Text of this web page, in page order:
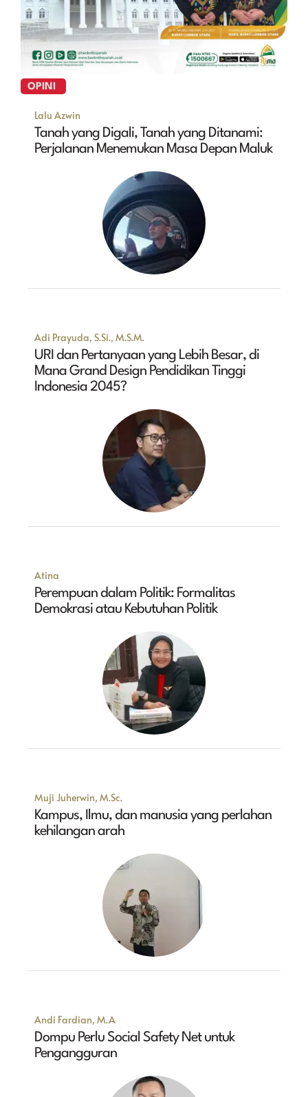
OPINI
Lalu Azwin
Tanah yang Digali, Tanah yang Ditanami:
Perjalanan Menemukan Masa Depan Maluk
Adi Prayuda, S.Si., M.S.M.
URI dan Pertanyaan yang Lebih Besar, di
Mana Grand Design Pendidikan Tinggi
Indonesia 2045?
Atina
Perempuan dalam Politik: Formalitas
Demokrasi atau Kebutuhan Politik
Muji Juherwin, M.Sc.
Kampus, Ilmu, dan manusia yang perlahan
kehilangan arah
Andi Fardian, M.A
Dompu Perlu Social Safety Net untuk
Pengangguran